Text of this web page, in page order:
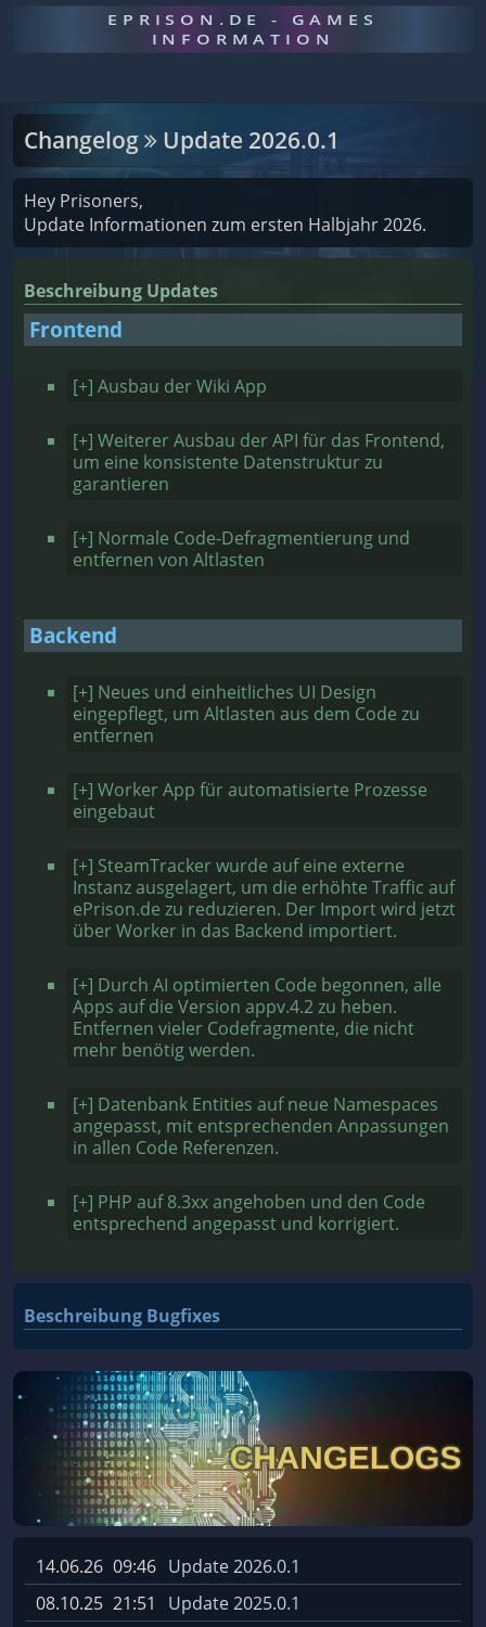
EPRISON.DE - GAMES
INFORMATION
Changelog Update 2026.0.1
Hey Prisoners,
Update Informationen zum ersten Halbjahr 2026.
Beschreibung Updates
Frontend
[+] Ausbau der Wiki App
[+] Weiterer Ausbau der API für das Frontend,
um eine konsistente Datenstruktur zu
garantieren
[+] Normale Code-Defragmentierung und
entfernen von Altlasten
Backend
[+] Neues und einheitliches UI Design
eingepflegt, um Altlasten aus dem Code zu
entfernen
[+] Worker App für automatisierte Prozesse
eingebaut
[+] SteamTracker wurde auf eine externe
Instanz ausgelagert, um die erhöhte Traffic auf
ePrison.de zu reduzieren. Der Import wird jetzt
über Worker in das Backend importiert.
[+] Durch AI optimierten Code begonnen, alle
Apps auf die Version appv.4.2 zu heben.
Entfernen vieler Codefragmente, die nicht
mehr benötig werden.
[+] Datenbank Entities auf neue Namespaces
angepasst, mit entsprechenden Anpassungen
in allen Code Referenzen.
[+] PHP auf 8.3xx angehoben und den Code
entsprechend angepasst und korrigiert.
Beschreibung Bugfixes
14.06.26 09:46 Update 2026.0.1
08.10.25 21:51
Update 2025.0.1